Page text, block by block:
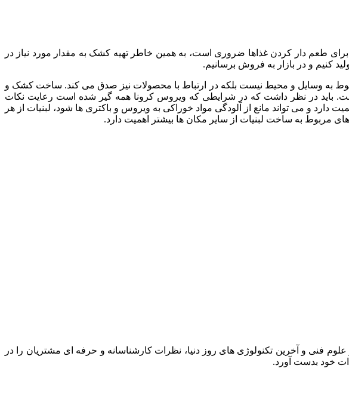
طعم دار کردن غذاها ضروری است، به همین خاطر تهیه کشک به مقدار مورد نیاز در
کنیم و در بازار به فروش برسانیم.
مربوط به وسایل و محیط نیست بلکه در ارتباط با محصولات نیز صدق می کند. ساخت کشک و
است. باید در نظر داشت که در شرایطی که ویروس کرونا همه گیر شده است رعایت نکات
و می تواند مانع از آلودگی مواد خوراکی به ویروس و باکتری ها شود، لبنیات از هر
مربوط به ساخت لبنیات از سایر مکان ها بیشتر اهمیت دارد.
فنی و آخرین تکنولوژی های روز دنیا، نظرات کارشناسانه و حرفه ای مشتریان را در
خود بدست آورد.